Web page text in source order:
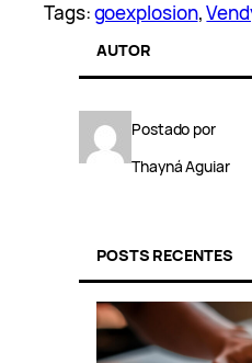
Tags:goexplosion,
AUTOR
Postado por
Thayná Aguiar
POSTS RECENTES